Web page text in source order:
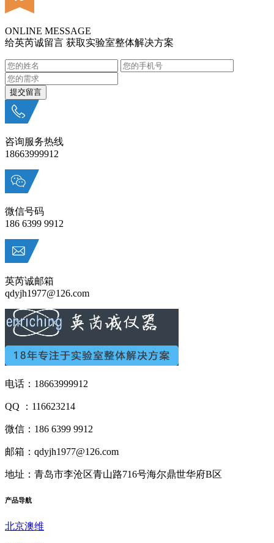
ONLINE MESSAGE
给英芮诚留言 获取实验室整体解决方案
咨询服务热线
18663999912
微信号码
186 6399 9912
英芮诚邮箱
qdyjh1977@126.com
电话：18663999912
QQ ：116623214
微信：186 6399 9912
邮箱：qdyjh1977@126.com
地址：青岛市李沧区青山路716号海尔鼎世华府B区
产品导航
北京澳维